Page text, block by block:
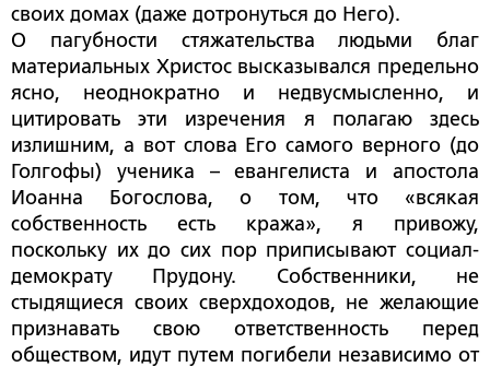
своих домах (даже дотронуться до Него).
О пагубности стяжательства людьми благ
материальных Христос высказывался предельно
ясно, неоднократно и недвусмысленно, и
цитировать эти изречения я полагаю здесь
излишним, а вот слова Его самого верного (до
Голгофы) ученика – евангелиста и апостола
Иоанна Богослова, о том, что «всякая
собственность есть кража», я привожу,
поскольку их до сих пор приписывают социал-
демократу Прудону. Собственники, не
стыдящиеся своих сверхдоходов, не желающие
признавать свою ответственность перед
обществом, идут путем погибели независимо от